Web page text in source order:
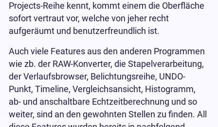
Projects-Reihe kennt, kommt einem die Oberfläche
sofort vertraut vor, welche von jeher recht
aufgeräumt und benutzerfreundlich ist.
Auch viele Features aus den anderen Programmen
wie zb. der RAW-Konverter, die Stapelverarbeitung,
der Verlaufsbrowser, Belichtungsreihe, UNDO-
Punkt, Timeline, Vergleichsansicht, Histogramm,
ab- und anschaltbare Echtzeitberechnung und so
weiter, sind an den gewohnten Stellen zu finden. All